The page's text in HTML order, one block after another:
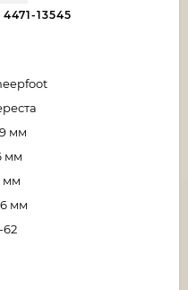
4471-13545
мм
мм
мм
мм
62